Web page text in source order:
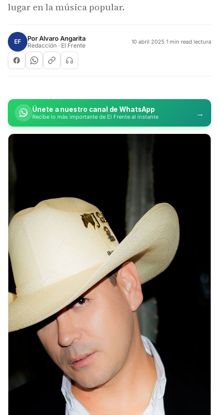
lugar en la música popular.
EF PorAlvaro Angarita
Redacción · El Frente 10 abril 2025·1 min read lectura
Únete a nuestro canal de WhatsApp
Recibe lo más importante de El Frente al instante →